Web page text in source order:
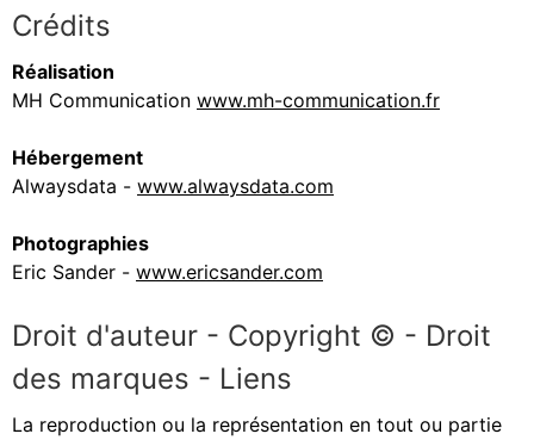
Crédits
Réalisation
MH Communication www.mh-communication.fr
Hébergement
Alwaysdata - www.alwaysdata.com
Photographies
Eric Sander - www.ericsander.com
Droit d'auteur - Copyright © - Droit
des marques - Liens
La reproduction ou la représentation en tout ou partie